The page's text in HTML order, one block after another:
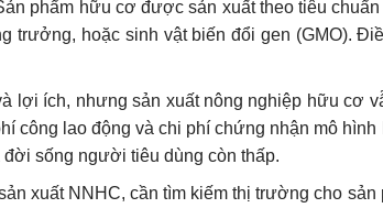
phẩm hữu cơ được sản xuất theo tiêu
trưởng, hoặc sinh vật biến đổi gen (GMO).
lợi ích, nhưng sản xuất nông nghiệp hữu cơ
công lao động và chi phí chứng nhận mô
sống người tiêu dùng còn thấp.
xuất NNHC, cần tìm kiếm thị trường cho